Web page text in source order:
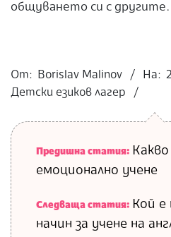
общуването си с другите.
10-
07
От: Borislav Malinov На:
Детски езиков лагер
Предишна статия:
емоционално учене
Следваща статия: Кой е
начин за учене на